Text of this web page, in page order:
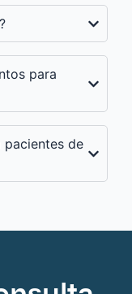
para
pacientes de